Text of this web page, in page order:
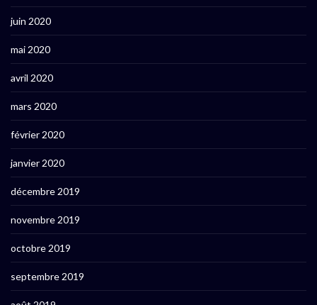
juin 2020
mai 2020
avril 2020
mars 2020
février 2020
janvier 2020
décembre 2019
novembre 2019
octobre 2019
septembre 2019